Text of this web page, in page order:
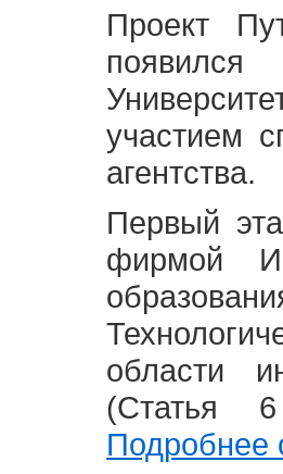
Проект
участием
агентства.
Первый
фирмой
области
(Статья
Подробнее